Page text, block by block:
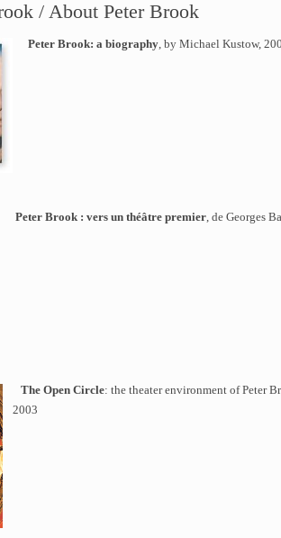
/ About Peter Brook
Peter Brook: a biography, by Michael Kustow,
Peter Brook : vers un théâtre premier, de Georges
The Open Circle: the theater environment of Peter
2003